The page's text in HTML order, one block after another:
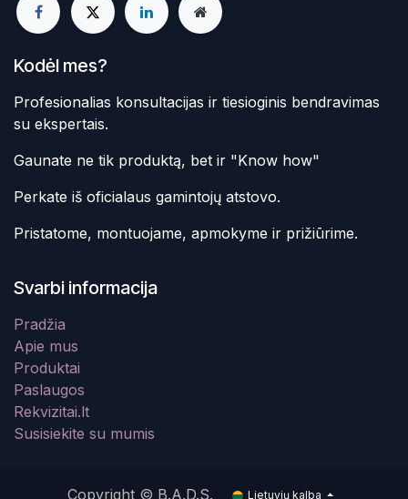
Kodėl mes?
Profesionalias konsultacijas ir tiesioginis bendravimas
su ekspertais.
Gaunate ne tik produktą, bet ir "Know how"
Perkate iš oficialaus gamintojų atstovo.
Pristatome, montuojame, apmokyme ir prižiūrime.
Svarbi informacija
Pradžia
Apie mus
Produktai
Paslaugos
Rekvizitai.lt
Susisiekite su mumis
Copyright © B.A.D.S. Lietuvių kalba